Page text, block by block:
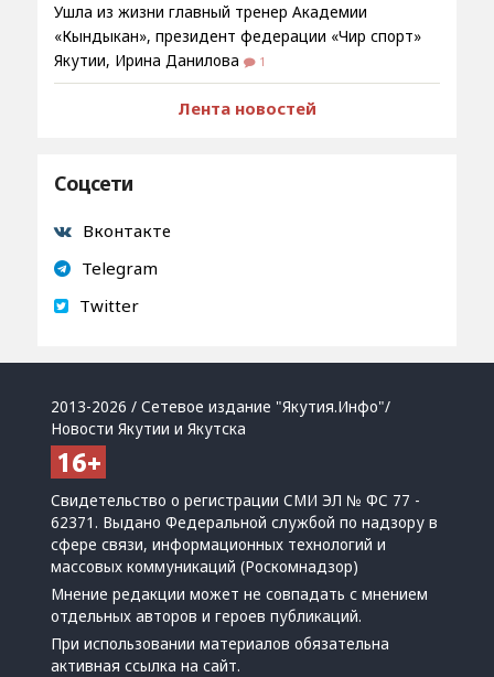
Ушла из жизни главный тренер Академии
«Кындыкан», президент федерации «Чир спорт»
Якутии, Ирина Данилова
1
Лента новостей
Соцсети
Вконтакте
Telegram
Twitter
2013-2026 / Сетевое издание "Якутия.Инфо"/
Новости Якутии и Якутска
Свидетельство о регистрации СМИ ЭЛ № ФС 77 -
62371. Выдано Федеральной службой по надзору в
сфере связи, информационных технологий и
массовых коммуникаций (Роскомнадзор)
Мнение редакции может не совпадать с мнением
отдельных авторов и героев публикаций.
При использовании материалов обязательна
активная ссылка на сайт.